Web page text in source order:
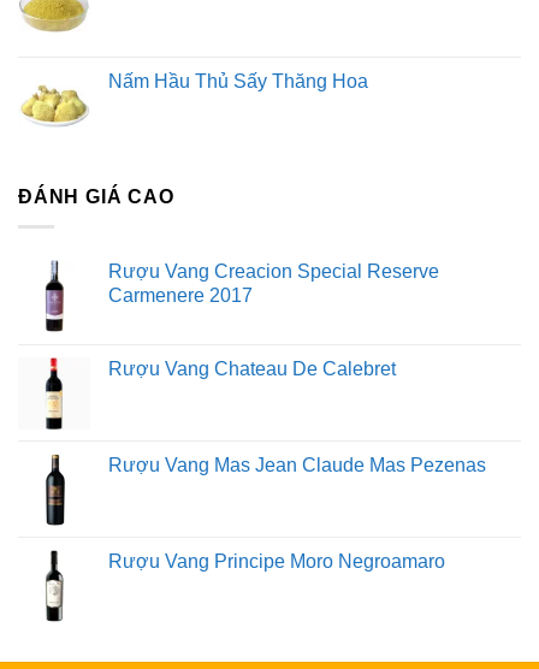
Nấm Hầu Thủ Sấy Thăng Hoa
ĐÁNH GIÁ CAO
Rượu Vang Creacion Special Reserve
Carmenere 2017
Rượu Vang Chateau De Calebret
Rượu Vang Mas Jean Claude Mas Pezenas
Rượu Vang Principe Moro Negroamaro